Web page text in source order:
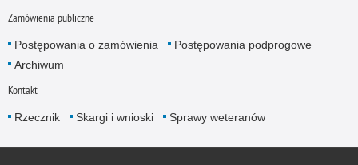
Zamówienia publiczne
Postępowania o zamówienia
Postępowania podprogowe
Archiwum
Kontakt
Rzecznik Skargi i wnioski Sprawy weteranów